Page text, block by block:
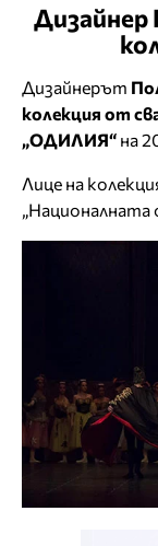
Дизайнер
Дизайнерът
колекция от
„ОДИЛИЯ“ на
Лице на